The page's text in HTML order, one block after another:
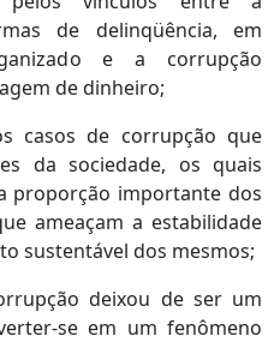
de delinqüência, em
e a corrupção
de dinheiro;
casos de corrupção que
da sociedade, os quais
proporção importante dos
ameaçam a estabilidade
sustentável dos mesmos;
deixou de ser um
se em um fenômeno